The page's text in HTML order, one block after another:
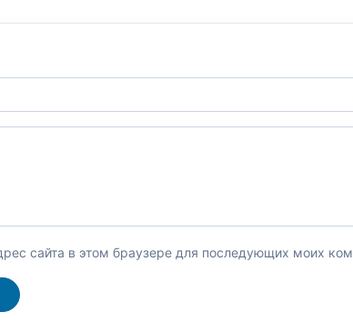
сайта в этом браузере для последующих моих